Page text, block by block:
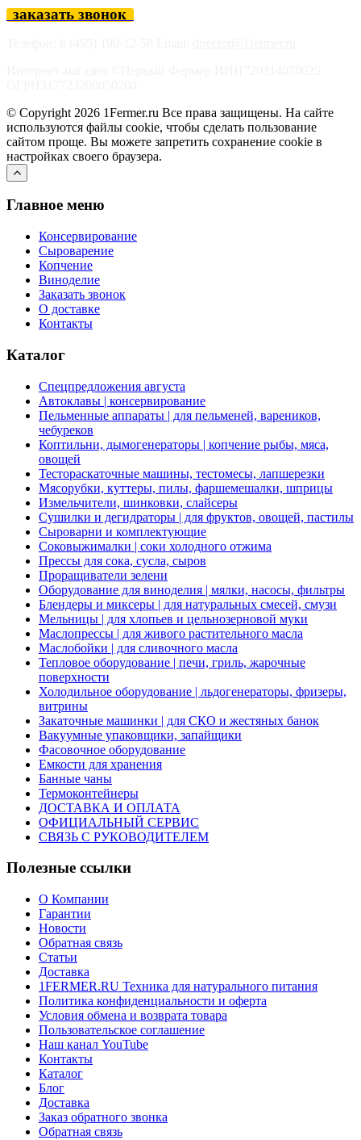
заказать звонок
© Copyright 2026 1Fermer.ru Все права защищены. На сайте
используются файлы cookie, чтобы сделать пользование
сайтом проще. Вы можете запретить сохранение cookie в
настройках своего браузера.
Главное меню
Консервирование
Сыроварение
Копчение
Виноделие
Заказать звонок
О доставке
Контакты
Каталог
Спецпредложения августа
Автоклавы | консервирование
Пельменные аппараты | для пельменей, вареников,
чебуреков
Коптильни, дымогенераторы | копчение рыбы, мяса,
овощей
Тестораскаточные машины, тестомесы, лапшерезки
Мясорубки, куттеры, пилы, фаршемешалки, шприцы
Измельчители, шинковки, слайсеры
Сушилки и дегидраторы | для фруктов, овощей, пастилы
Сыроварни и комплектующие
Соковыжималки | соки холодного отжима
Прессы для сока, сусла, сыров
Проращиватели зелени
Оборудование для виноделия | мялки, насосы, фильтры
Блендеры и миксеры | для натуральных смесей, смузи
Мельницы | для хлопьев и цельнозерновой муки
Маслопрессы | для живого растительного масла
Маслобойки | для сливочного масла
Тепловое оборудование | печи, гриль, жарочные
поверхности
Холодильное оборудование | льдогенераторы, фризеры,
витрины
Закаточные машинки | для СКО и жестяных банок
Вакуумные упаковщики, запайщики
Фасовочное оборудование
Емкости для хранения
Банные чаны
Термоконтейнеры
ДОСТАВКА И ОПЛАТА
ОФИЦИАЛЬНЫЙ СЕРВИС
СВЯЗЬ С РУКОВОДИТЕЛЕМ
Полезные ссылки
О Компании
Гарантии
Новости
Обратная связь
Статьи
Доставка
1FERMER.RU Техника для натурального питания
Политика конфиденциальности и оферта
Условия обмена и возврата товара
Пользовательское соглашение
Наш канал YouTube
Контакты
Каталог
Блог
Доставка
Заказ обратного звонка
Обратная связь